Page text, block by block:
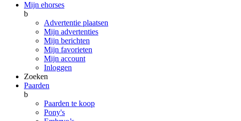
Mijn ehorses
b
Advertentie plaatsen
Mijn advertenties
Mijn berichten
Mijn favorieten
Mijn account
Inloggen
Zoeken
Paarden
b
Paarden te koop
Pony's